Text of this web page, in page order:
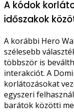
A kódok
időszakok
A korábbi Hero
szélesebb
többször is
interakciót. A
korlátozásokat
egyszeri
barátok közötti